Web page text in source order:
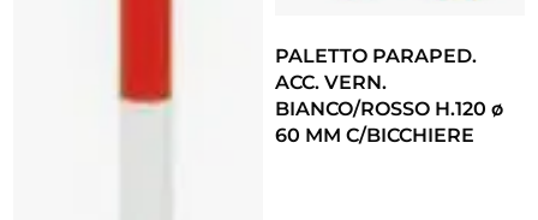
PALETTO PARAPED.
ACC. VERN.
BIANCO/ROSSO H.120 ø
60 MM C/BICCHIERE